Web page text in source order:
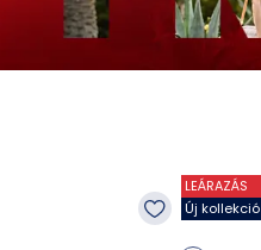
LEÁRAZÁS
Új kollekció